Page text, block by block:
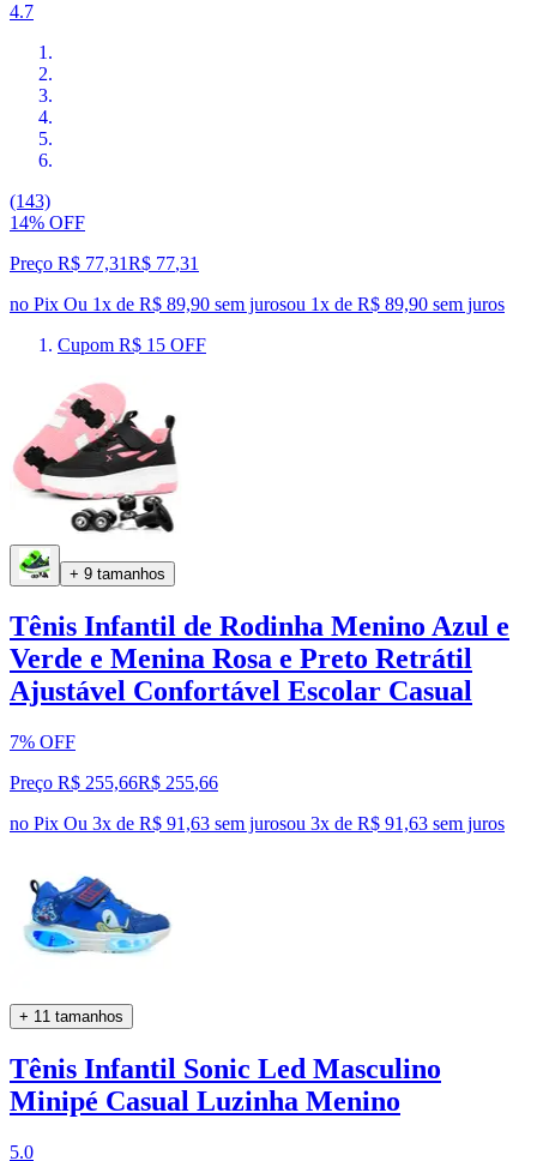
4.7
(143)
14% OFF
Preço R$ 77,31R$ 77,31
no Pix Ou 1x de R$ 89,90 sem jurosou 1x de R$ 89,90 sem juros
Cupom R$ 15 OFF
+ 9 tamanhos
Tênis Infantil de Rodinha Menino Azul e
Verde e Menina Rosa e Preto Retrátil
Ajustável Confortável Escolar Casual
7% OFF
Preço R$ 255,66R$ 255,66
no Pix Ou 3x de R$ 91,63 sem jurosou 3x de R$ 91,63 sem juros
+ 11 tamanhos
Tênis Infantil Sonic Led Masculino
Minipé Casual Luzinha Menino
5.0